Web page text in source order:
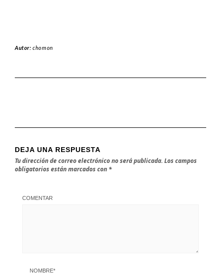
Autor:chomon
DEJA UNA RESPUESTA
Tu dirección de correo electrónico no será publicada. Los campos
obligatorios están marcados con *
COMENTAR
NOMBRE*